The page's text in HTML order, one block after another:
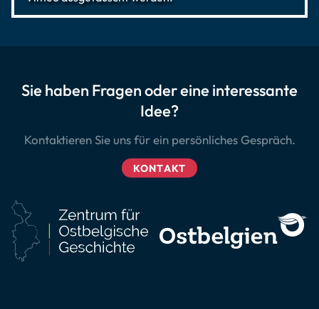
Sie haben Fragen oder eine interessante
Idee?
Kontaktieren Sie uns für ein persönliches Gespräch.
KONTAKT